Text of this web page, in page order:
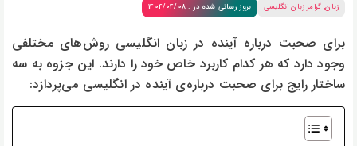
زبان, گرامر زبان انگلیسی بروز رسانی شده در : 1404/04/08
برای صحبت درباره آینده در زبان انگلیسی روش‌های مختلفی
وجود دارد که هر کدام کاربرد خاص خود را دارند. این جزوه به سه
ساختار رایج برای صحبت درباره‌ی آینده در انگلیسی می‌پردازد: